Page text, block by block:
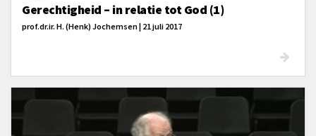
Gerechtigheid – in relatie tot God (1)
prof.dr.ir. H. (Henk) Jochemsen | 21 juli 2017